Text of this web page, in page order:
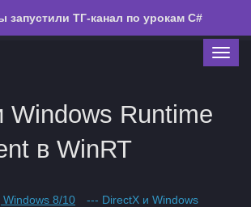
запустили ТГ-канал по урокам C#
Windows Runtime
в WinRT
Windows 8/10
--- DirectX и Windows